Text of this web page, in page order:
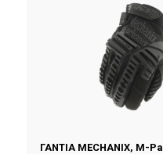
ΓΑΝΤΙΑ MECHANIX, M-